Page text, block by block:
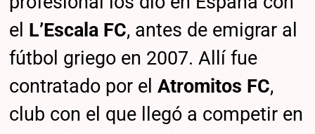
el L’Escala FC, antes de emigrar al
fútbol griego en 2007. Allí fue
contratado por elAtromitos FC,
club con el que llegó a competir en